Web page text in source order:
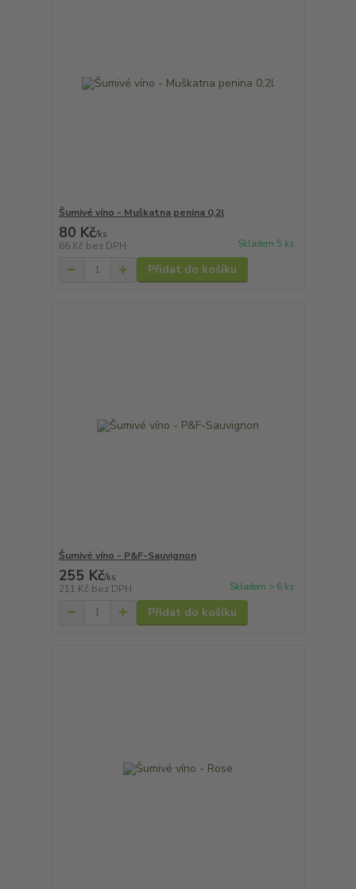
Šumivé víno - Muškatna penina 0,2l
80 Kč/ks
66 Kč bez DPH Skladem 5 ks
Přidat do košíku
Šumivé víno - P&F-Sauvignon
255 Kč/ks
211 Kč bez DPH Skladem > 6 ks
Přidat do košíku